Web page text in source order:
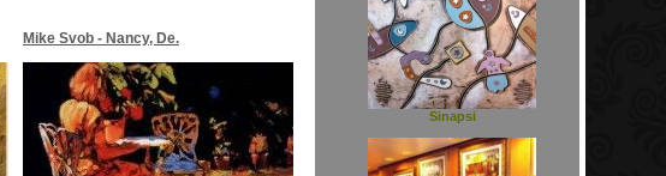
Sinapsi
Mike Svob - Nancy, De.